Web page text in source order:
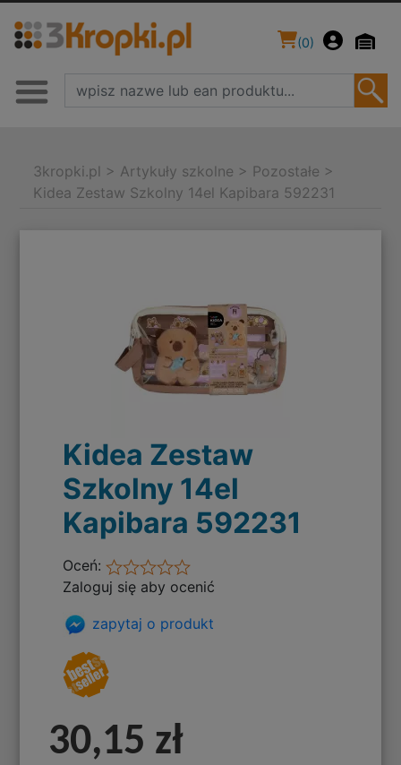
(0)
3kropki.pl > Artykuły szkolne > Pozostałe >
Kidea Zestaw Szkolny 14el Kapibara 592231
Kidea Zestaw
Szkolny 14el
Kapibara 592231
Oceń:
Zaloguj się aby ocenić
zapytaj o produkt
30,15 zł